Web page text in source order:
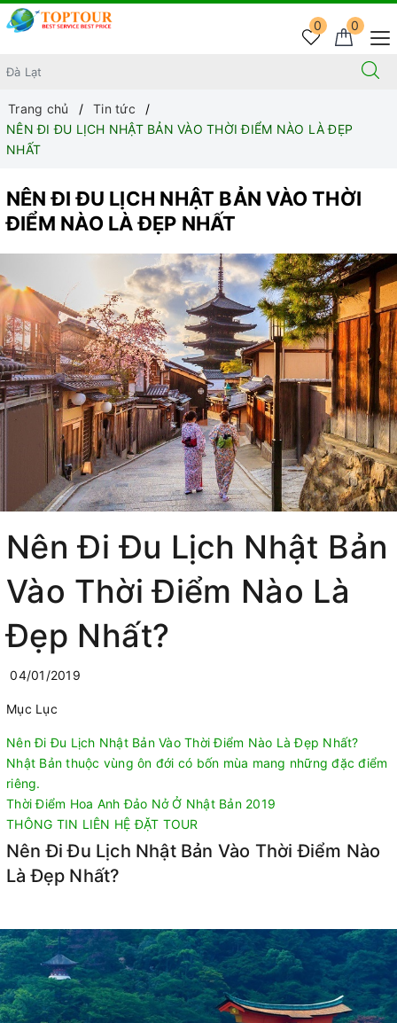
0
0
Trang chủ
Tin tức
NÊN ĐI ĐU LỊCH NHẬT BẢN VÀO THỜI ĐIỂM NÀO LÀ ĐẸP
NHẤT
NÊN ĐI ĐU LỊCH NHẬT BẢN VÀO THỜI
ĐIỂM NÀO LÀ ĐẸP NHẤT
Nên Đi Đu Lịch Nhật Bản
Vào Thời Điểm Nào Là
Đẹp Nhất?
04/01/2019
Mục Lục
Nên Đi Đu Lịch Nhật Bản Vào Thời Điểm Nào Là Đẹp Nhất?
Nhật Bản thuộc vùng ôn đới có bốn mùa mang những đặc điểm
riêng.
Thời Điểm Hoa Anh Đảo Nở Ở Nhật Bản 2019
THÔNG TIN LIÊN HỆ ĐẶT TOUR
Nên Đi Đu Lịch Nhật Bản Vào Thời Điểm Nào
Là Đẹp Nhất?